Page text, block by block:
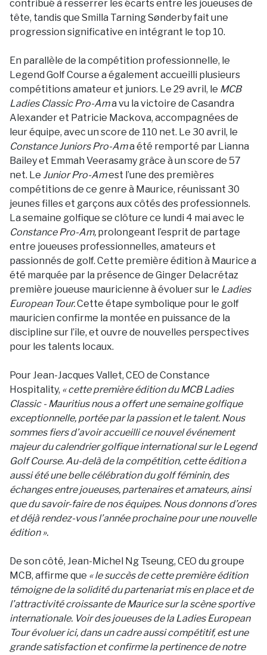
contribué à resserrer les écarts entre les joueuses de
tête, tandis que Smilla Tarning Sønderby fait une
progression significative en intégrant le top 10.
En parallèle de la compétition professionnelle, le
Legend Golf Course a également accueilli plusieurs
compétitions amateur et juniors. Le 29 avril, le MCB
Ladies Classic Pro-Ama vu la victoire de Casandra
Alexander et Patricie Mackova, accompagnées de
leur équipe, avec un score de 110 net. Le 30 avril, le
Constance Juniors Pro-Ama été remporté par Lianna
Bailey et Emmah Veerasamy grâce à un score de 57
net. Le Junior Pro-Amest l’une des premières
compétitions de ce genre à Maurice, réunissant 30
jeunes filles et garçons aux côtés des professionnels.
La semaine golfique se clôture ce lundi 4 mai avec le
Constance Pro-Am, prolongeant l’esprit de partage
entre joueuses professionnelles, amateurs et
passionnés de golf. Cette première édition à Maurice a
été marquée par la présence de Ginger Delacrétaz
première joueuse mauricienne à évoluer sur le Ladies
European Tour.Cette étape symbolique pour le golf
mauricien confirme la montée en puissance de la
discipline sur l’île, et ouvre de nouvelles perspectives
pour les talents locaux.
Pour Jean-Jacques Vallet, CEO de Constance
Hospitality, « cette première édition du MCB Ladies
Classic - Mauritius nous a offert une semaine golfique
exceptionnelle, portée par la passion et le talent. Nous
sommes fiers d’avoir accueilli ce nouvel événement
majeur du calendrier golfique international sur le Legend
Golf Course. Au-delà de la compétition, cette édition a
aussi été une belle célébration du golf féminin, des
échanges entre joueuses, partenaires et amateurs, ainsi
que du savoir-faire de nos équipes. Nous donnons d’ores
et déjà rendez-vous l’année prochaine pour une nouvelle
édition ».
De son côté, Jean-Michel Ng Tseung, CEO du groupe
MCB, affirme que « le succès de cette première édition
témoigne de la solidité du partenariat mis en place et de
l’attractivité croissante de Maurice sur la scène sportive
internationale. Voir des joueuses de la Ladies European
Tour évoluer ici, dans un cadre aussi compétitif, est une
grande satisfaction et confirme la pertinence de notre